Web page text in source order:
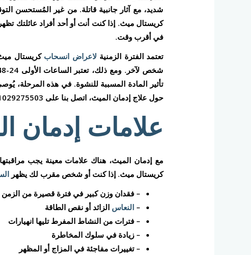
شديد، مع آثار جانبية قاتلة. من غير
كريستال ميث. إذا كنت أنت أو أحد أفراد عائلتك
في أقرب وقت.
تعتمد الفترة الزمنية لاعراض انسحاب كريستال
تأثير المادة المسببة للنشوة. في هذه المرحلة،
حول علاج إدمان الميث، اتصل بنا على 01029275503 أو تواصل معنا عبر الإنترنت.
علامات إدمان
مع إدمان الميث، هناك علامات معينة يجب
كريستال ميث. إذا كنت أو شخص مقرب لك يظهر
– فقدان وزن كبير في فترة قصيرة من الزمن
–النعاس الزائد أو نقص الطاقة
– فترات من النشاط المفرط تليها انهيارات
– زيادة في سلوك المخاطرة
– تغييرات مفاجئة في المزاج أو المظهر